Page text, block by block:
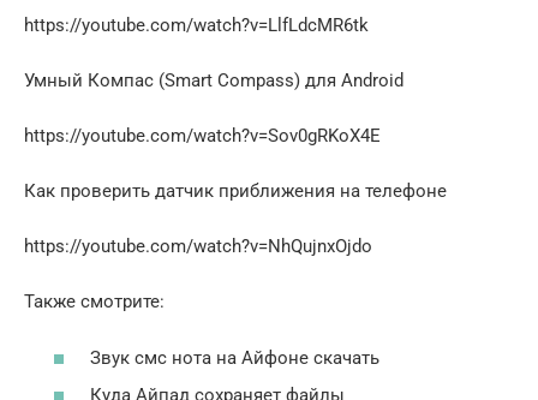
https://youtube.com/watch?v=LlfLdcMR6tk
Умный Компас (Smart Compass) для Android
https://youtube.com/watch?v=Sov0gRKoX4E
Как проверить датчик приближения на телефоне
https://youtube.com/watch?v=NhQujnxOjdo
Также смотрите:
Звук смс нота на Айфоне скачать
Куда Айпад сохраняет файлы